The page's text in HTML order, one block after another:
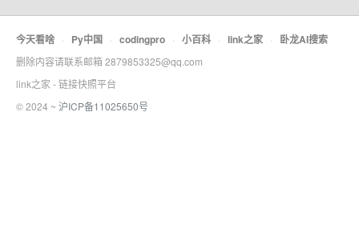
今天看啥 · Py中国 · codingpro · 小百科 · link之家 · 卧龙AI搜索
删除内容请联系邮箱 2879853325@qq.com
link之家 - 链接快照平台
© 2024 ~ 沪ICP备11025650号